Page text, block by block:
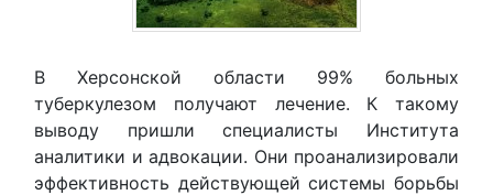
В Херсонской области 99% больных
туберкулезом получают лечение. К такому
выводу пришли специалисты Института
аналитики и адвокации. Они проанализировали
эффективность действующей системы борьбы